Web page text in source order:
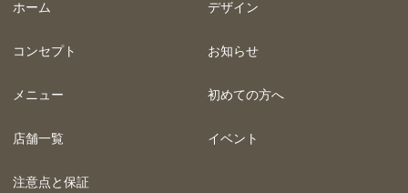
ホーム
コンセプト
メニュー
店舗一覧
注意点と保証
デザイン
お知らせ
初めての方へ
イベント